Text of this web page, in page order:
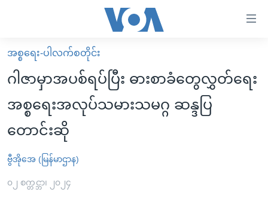
လွယ်ကူ
စေ
Link
များ
ပင်မ
မူလစာမျက်နှာ
မြန်မာ
ကမ္ဘာ့သတင်းများ
နိုင်ငံတကာ
အစ္စရေး-ပါလက်စတိုင်း
ဗွီဒီယို
အင်္ဂလိပ်စာလေ့လာမယ်
အစ္စရေး-ပါလက်စတိုင်း
ဂါဇာမှာအပစ်ရပ်ပြီး ဓားစာခံတွေလွှတ်ရေး
အစ္စရေးအလုပ်သမားသမဂ္ဂ ဆန္ဒပြ
တောင်းဆို
ဗွီအိုအေ (မြန်မာဌာန)
၀၂ စက္တင္ဘာ၊ ၂၀၂၄